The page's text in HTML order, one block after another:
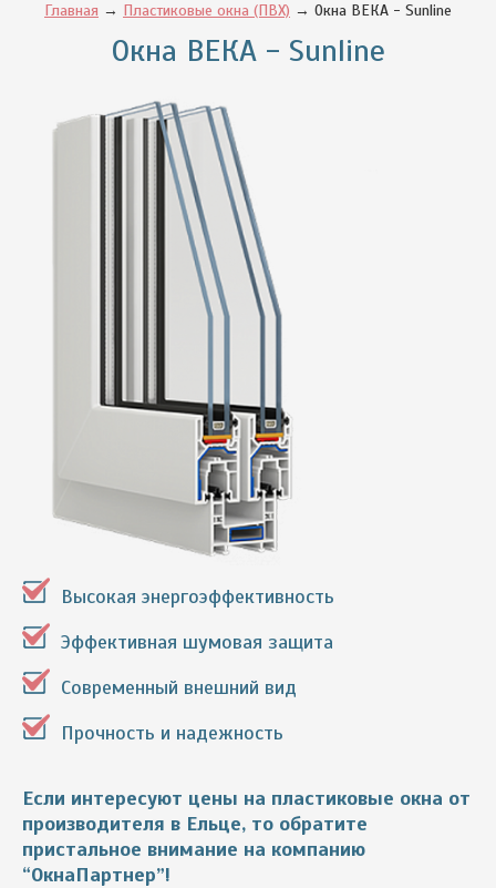
Главная → Пластиковые окна (ПВХ) → Окна ВЕКА - Sunline
Окна ВЕКА - Sunline
Высокая энергоэффективность
Эффективная шумовая защита
Современный внешний вид
Прочность и надежность
Если интересуют цены на пластиковые окна от
производителя в Ельце, то обратите
пристальное внимание на компанию
“ОкнаПартнер”!